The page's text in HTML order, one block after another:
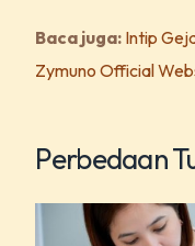
Baca juga: Intip
Zymuno Official
Perbedaan